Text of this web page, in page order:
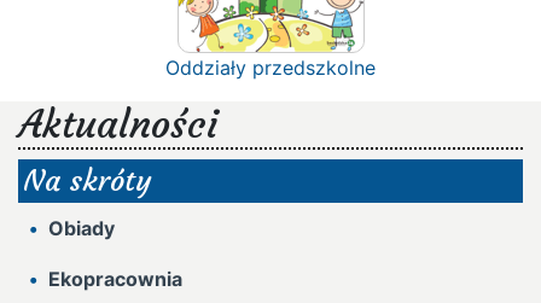
Oddziały przedszkolne
Aktualności
Na skróty
Obiady
Ekopracownia